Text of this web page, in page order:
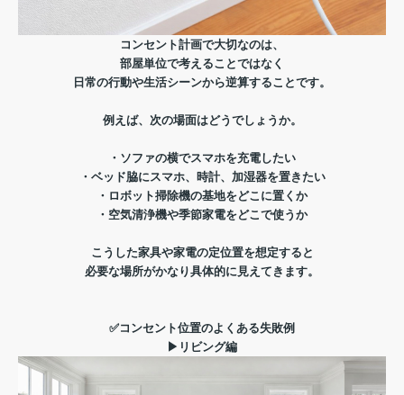
コンセント計画で大切なのは、
部屋単位で考えることではなく
日常の行動や生活シーンから逆算することです。
例えば、次の場面はどうでしょうか。
・ソファの横でスマホを充電したい
・ベッド脇にスマホ、時計、加湿器を置きたい
・ロボット掃除機の基地をどこに置くか
・空気清浄機や季節家電をどこで使うか
こうした家具や家電の定位置を想定すると
必要な場所がかなり具体的に見えてきます。
✅コンセント位置のよくある失敗例
▶リビング編